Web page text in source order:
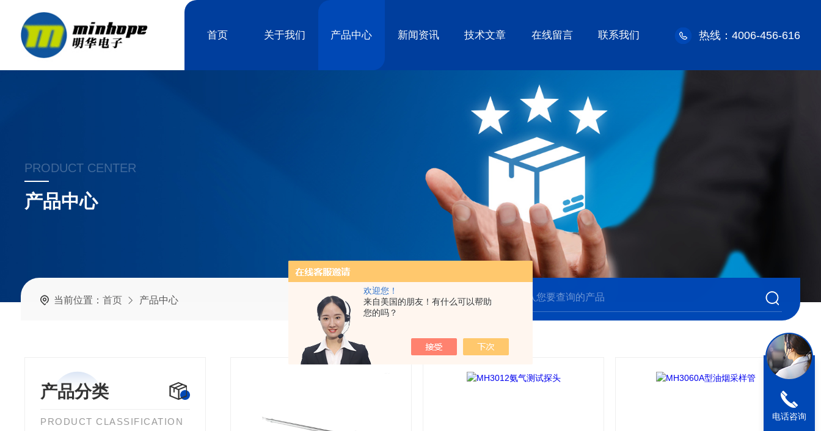
欢迎您！
来自美国的朋友！有什么可以帮助
您的吗？
首页 关于我们 产品中心 新闻资讯 技术文章 在线留言 联系我们 热线：4006-456-616
PRODUCT CENTER
产品中心
当前位置： 首页 产品中心
产品分类
PRODUCT CLASSIFICATION
电话咨询